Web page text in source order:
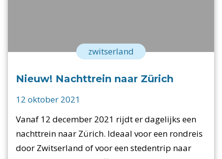
zwitserland
Nieuw! Nachttrein naar Zürich
12 oktober 2021
Vanaf 12 december 2021 rijdt er dagelijks een
nachttrein naar Zürich. Ideaal voor een rondreis
door Zwitserland of voor een stedentrip naar